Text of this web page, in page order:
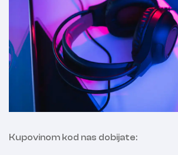
Kupovinom kod nas dobijate: